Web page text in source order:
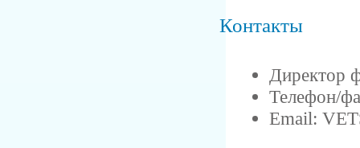
Контакты
Директор
Телефон/
Email: